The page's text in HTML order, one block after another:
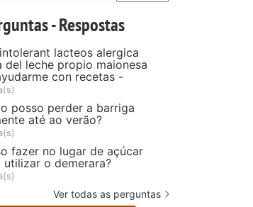
Sorvete de
morangos
caseiro
- Respostas
lacteos alergica
del leche propio maionesa
con recetas -
posso perder a barriga
até ao verão?
fazer no lugar de açúcar
utilizar o demerara?
Ver todas as perguntas